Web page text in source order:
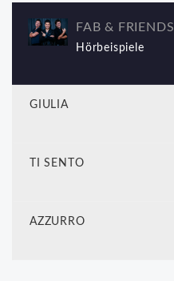
FAB & FRIENDS
Hörbeispiele
GIULIA
TI SENTO
AZZURRO